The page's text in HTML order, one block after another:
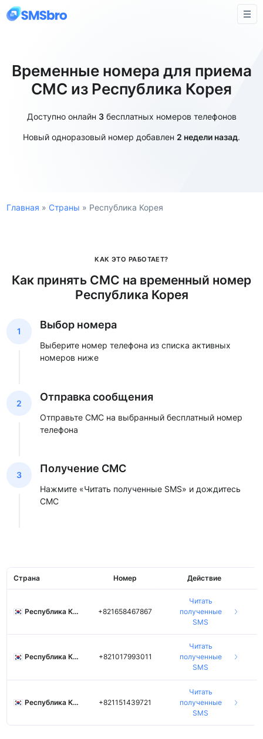
Временные номера для приема
СМС из Республика Корея
Доступно онлайн 3бесплатных номеров телефонов
Новый одноразовый номер добавлен 2 недели назад.
Главная » Страны » Республика Корея
КАК ЭТО РАБОТАЕТ?
Как принять СМС на временный номер
Республика Корея
1
Выбор номера
Выберите номер телефона из списка активных
номеров ниже
2
Отправка сообщения
Отправьте СМС на выбранный бесплатный номер
телефона
3
Получение СМС
Нажмите «Читать полученные SMS» и дождитесь
СМС
Страна Номер Действие
Республика Корея +821658467867
Читать
полученные
SMS
Республика Корея +821017993011
Читать
полученные
SMS
Республика Корея +821151439721
Читать
полученные
SMS